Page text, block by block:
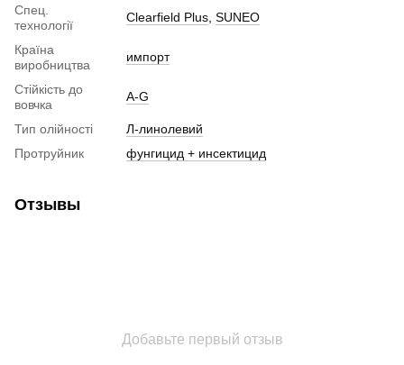
Спец.
технології
Clearfield Plus SUNEO
Країна
виробництва
импорт
Стійкість до
вовчка
A-G
Тип олійності
Л-линолевий
Протруйник
фунгицид + инсектицид
Отзывы
Добавьте первый отзыв